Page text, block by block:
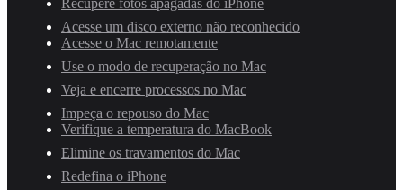
Acesse um disco externo não reconhecido
Acesse o Mac remotamente
Use o modo de recuperação no Mac
Veja e encerre processos no Mac
Impeça o repouso do Mac
Verifique a temperatura do MacBook
Elimine os travamentos do Mac
Redefina o iPhone